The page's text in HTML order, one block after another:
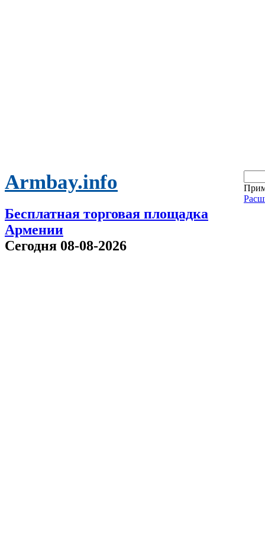
Armbay.info
Бесплатная торговая площадка
Армении
Сегодня 08-08-2026